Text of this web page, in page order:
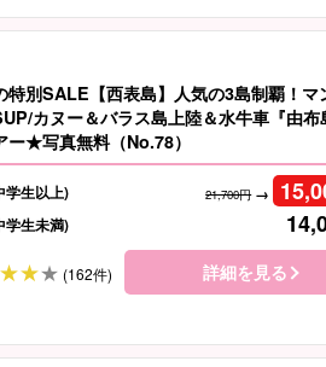
別SALE【西表島】人気の3島制覇！マ
カヌー＆バラス島上陸＆水牛車『由布
ー★写真無料（No.78）
学生以上) 21,700円→
学生未満)
(162件) 詳細を見る